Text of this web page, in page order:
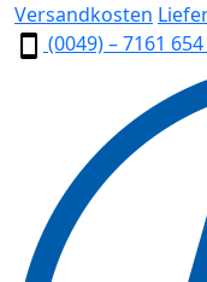
Versandkosten
(0049) – 7161